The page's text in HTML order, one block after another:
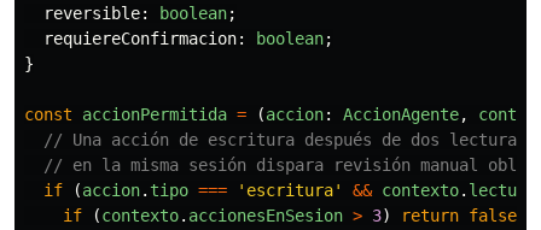
reversible: boolean;
requiereConfirmacion: boolean;
}
const accionPermitida = (accion: AccionAgente,
// Una acción de escritura después de dos lecturas
// en la misma sesión dispara revisión manual
if
(accion. tipo === ' escritura' && contexto.
if
(contexto. accionesEnSesion > 3) return false